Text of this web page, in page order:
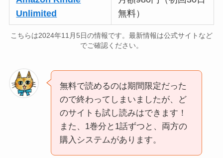
Unlimited
無料）
こちらは2024年11月5日の情報です。最新情報は公式サイトなど
でご確認ください。
無料で読めるのは期間限定だった
ので終わってしまいましたが、ど
のサイトも試し読みはできます！
また、1巻分と1話ずつと、両方の
購入システムがあります。